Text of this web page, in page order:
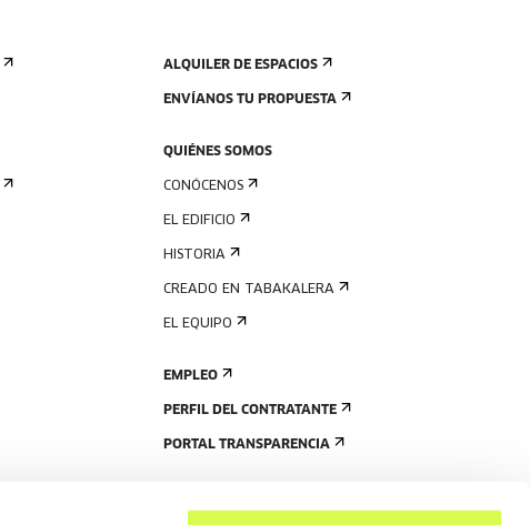
ALQUILER DE ESPACIOS
ENVÍANOS TU PROPUESTA
QUIÉNES SOMOS
CONÓCENOS
EL EDIFICIO
HISTORIA
CREADO EN TABAKALERA
EL EQUIPO
EMPLEO
PERFIL DEL CONTRATANTE
PORTAL TRANSPARENCIA